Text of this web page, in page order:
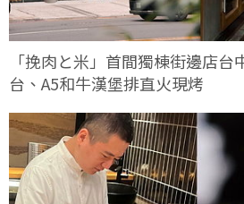
「挽肉と米」首間獨棟街邊店
台、A5和牛漢堡排直火現烤